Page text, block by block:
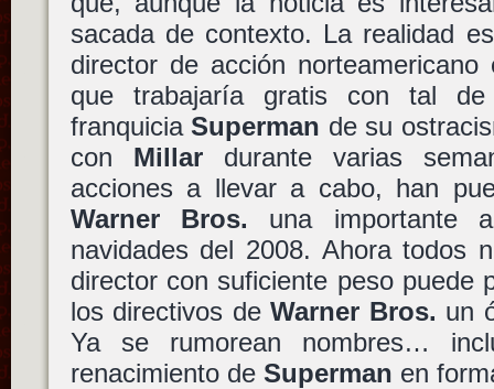
sacada de contexto. La realidad
director de acción
que trabajaría gratis con tal
franquiciaSuperman de su
con Millardurante varias
acciones a llevar a cabo, han
Warner Bros. una importante
navidades del 2008. Ahora todos
director con suficiente peso puede
los directivos deWarner Bros. un
Ya se rumorean nombres…
renacimiento de Superman en